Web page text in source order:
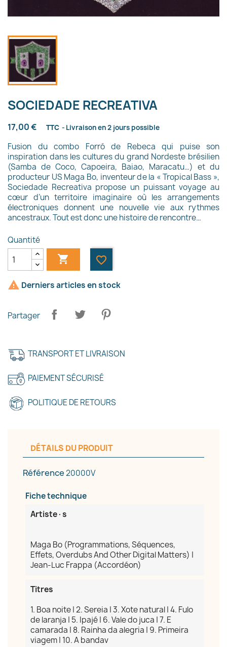
SOCIEDADE RECREATIVA
17,00 € TTC Livraison en 2 jours possible
Fusion du combo Forró de Rebeca qui puise son
inspiration dans les cultures du grand Nordeste brésilien
(Samba de Coco, Capoeira, Baiao, Maracatu…) et du
producteur US Maga Bo, inventeur de la « Tropical Bass »,
Sociedade Recreativa propose un puissant voyage au
cœur d’un territoire imaginaire où les arrangements
électroniques donnent une nouvelle vie aux rythmes
ancestraux. Tout est donc une histoire de rencontre…
Quantité
 favorite_border
 Derniers articles en stock
Partager
TRANSPORT ET LIVRAISON
PAIEMENT SÉCURISÉ
POLITIQUE DE RETOURS
DÉTAILS DU PRODUIT
Référence20000V
Fiche technique
Artiste·s
Maga Bo (Programmations, Séquences,
Effets, Overdubs And Other Digital Matters) |
Jean-Luc Frappa (Accordéon)
Titres
1. Boa noite | 2. Sereia | 3. Xote natural | 4. Fulo
de laranja | 5. Ipajé | 6. Vale do juca | 7. E
camarada | 8. Rainha da alegria | 9. Primeira
viagem | 10. A bandav
Nom de la liste d'envies
Annuler Créer une liste d'envies